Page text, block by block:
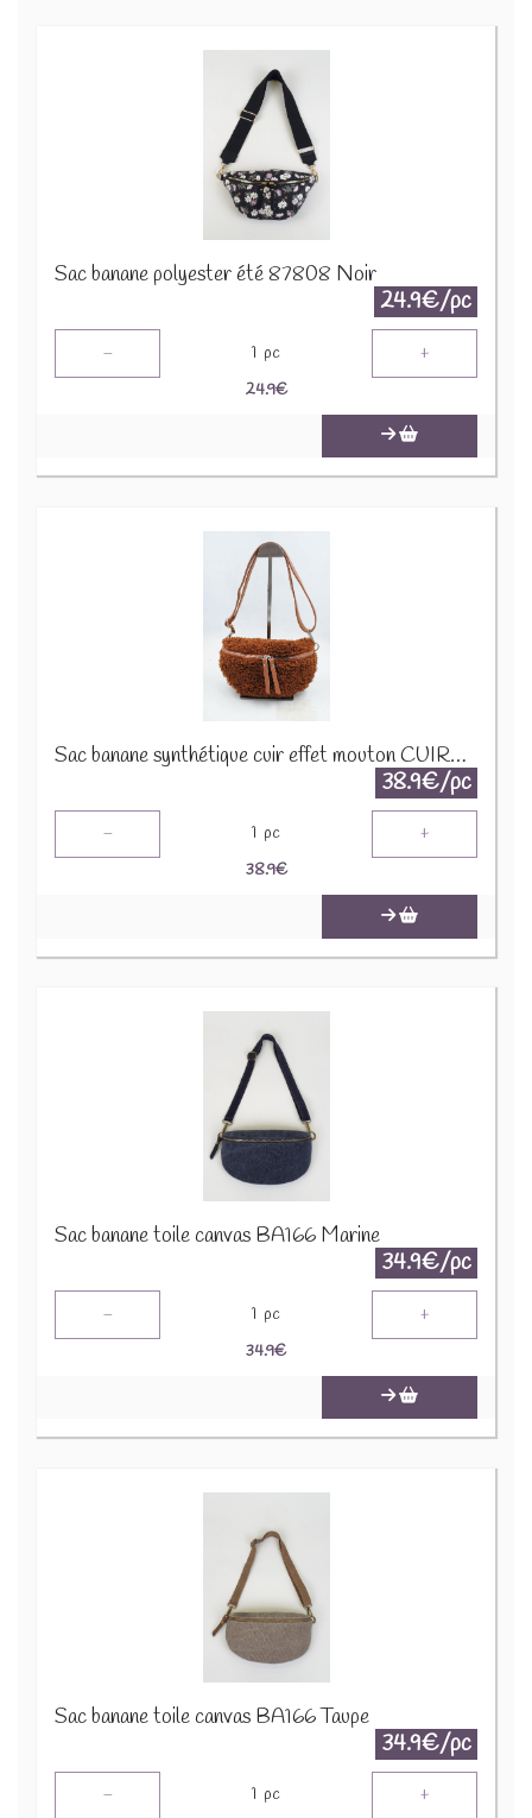
Sac banane polyester été 87808 Noir
24.9€/pc
- 1 pc +
24.9€
Sac banane synthétique cuir effet mouton CUIR-IT-876-3 Marron
38.9€/pc
- 1 pc +
38.9€
Sac banane toile canvas BA166 Marine
34.9€/pc
- 1 pc +
34.9€
Sac banane toile canvas BA166 Taupe
34.9€/pc
- 1 pc +